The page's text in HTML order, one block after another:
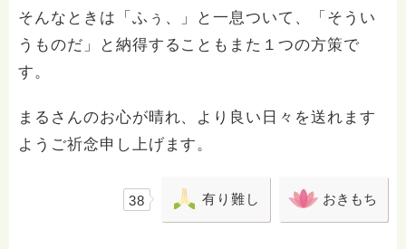
そんなときは「ふぅ、」と一息ついて、「そうい
うものだ」と納得することもまた１つの方策で
す。
まるさんのお心が晴れ、より良い日々を送れます
ようご祈念申し上げます。
38 有り難し おきもち